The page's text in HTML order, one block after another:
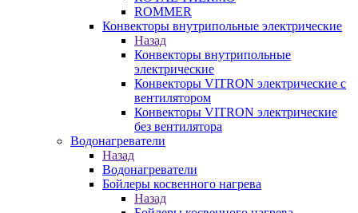
ROMMER
Конвекторы внутрипольные электрические
Назад
Конвекторы внутрипольные
электрические
Конвекторы VITRON электрические с
вентилятором
Конвекторы VITRON электрические
без вентилятора
Водонагреватели
Назад
Водонагреватели
Бойлеры косвенного нагрева
Назад